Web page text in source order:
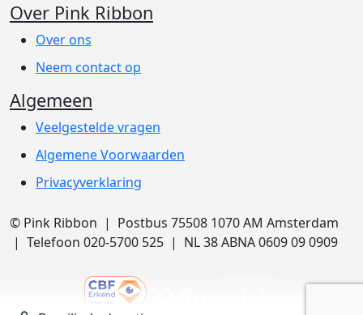
Over Pink Ribbon
Over ons
Neem contact op
Algemeen
Veelgestelde vragen
Algemene Voorwaarden
Privacyverklaring
© Pink Ribbon | Postbus 75508 1070 AM Amsterdam
| Telefoon 020-5700 525 | NL 38 ABNA 0609 09 0909